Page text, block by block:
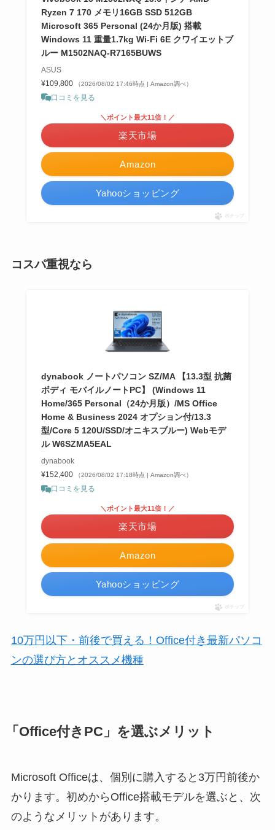
Ryzen 7 170 メモリ16GB SSD 512GB
Microsoft 365 Personal (24か月版) 搭載
Windows 11 重量1.7kg Wi-Fi 6E クワイエットブ
ルー M1502NAQ-R7165BUWS
ASUS
¥109,800
（2026/08/02 17:46時点 | Amazon調べ）
口コミを見る
Amazon
＼ポイント最大11倍！／
楽天市場
Yahooショッピング
ポチップ
コスパ重視なら
dynabook ノートパソコン SZ/MA 【13.3型 抗菌
ボディ モバイルノートPC】 (Windows 11
Home/365 Personal（24か月版）/MS Office
Home & Business 2024 オプション付/13.3
型/Core 5 120U/SSD/オニキスブルー) Webモデ
ル W6SZMA5EAL
dynabook
¥152,400
（2026/08/02 17:18時点 | Amazon調べ）
口コミを見る
Amazon
＼ポイント最大11倍！／
楽天市場
Yahooショッピング
ポチップ
10万円以下・前後で買える！Office付き最新パソコ
ンの選び方とオススメ機種
「Office付きPC」を選ぶメリット
Microsoft Officeは、個別に購入すると3万円前後か
かります。初めからOffice搭載モデルを選ぶと、次
のようなメリットがあります。